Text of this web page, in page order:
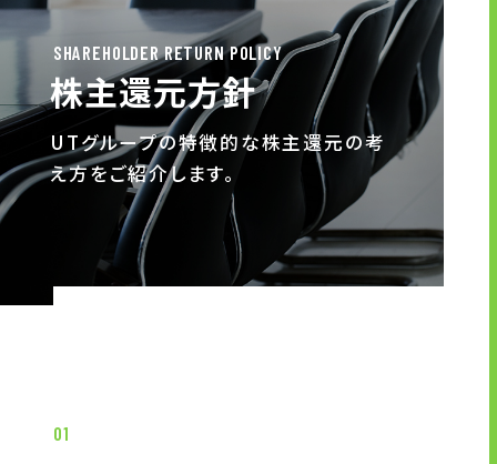
お仕事をお探しの方へ
お仕事をお探しの方へTOP
はたらく人への想い
UTグループの歩み
EN
SHAREHOLDER RETURN POLICY
株主還元方針
UTグループの特徴的な株主還元の考
え方をご紹介します。
01